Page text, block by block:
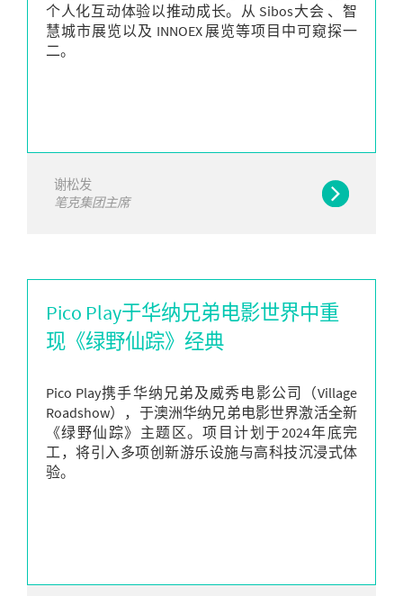
个人化互动体验以推动成长。从 Sibos大会 、智
慧城市展览以及 INNOEX 展览等项目中可窥探一
二。
谢松发
笔克集团主席
Pico Play于华纳兄弟电影世界中重
现《绿野仙踪》经典
Pico Play携手华纳兄弟及威秀电影公司（Village
Roadshow），于澳洲华纳兄弟电影世界激活全新
《绿野仙踪》主题区。项目计划于2024年底完
工，将引入多项创新游乐设施与高科技沉浸式体
验。